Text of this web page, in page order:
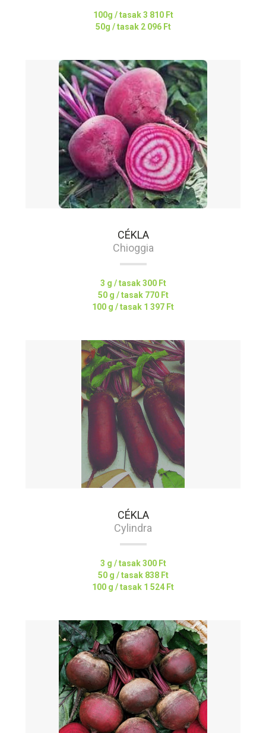
100g / tasak3 810 Ft
50g / tasak 2 096 Ft
CÉKLA
Chioggia
3 g / tasak300 Ft
50 g / tasak 770 Ft
100 g / tasak 1 397 Ft
CÉKLA
Cylindra
3 g / tasak300 Ft
50 g / tasak 838 Ft
100 g / tasak 1 524 Ft